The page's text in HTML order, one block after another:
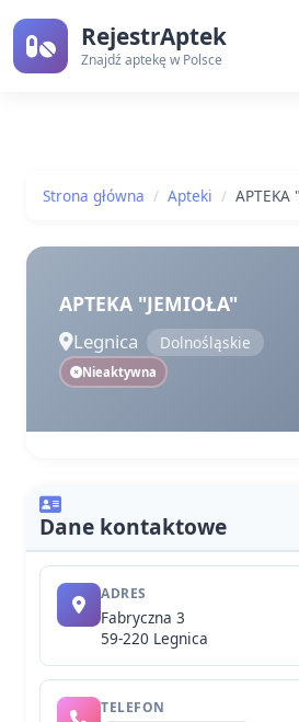
RejestrAptek
Znajdź aptekę w Polsce
Strona główna Apteki APTEKA
APTEKA "JEMIOŁA"
Legnica Dolnośląskie
Nieaktywna
Dane kontaktowe
ADRES
Fabryczna 3
59-220 Legnica
TELEFON